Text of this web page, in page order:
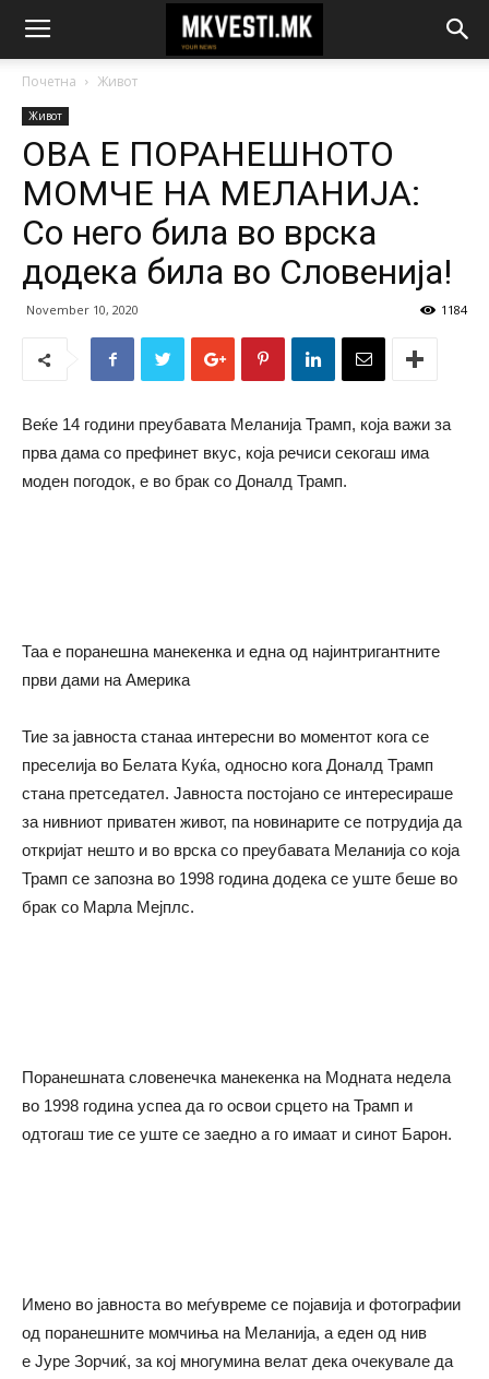
Почетна Живот
Живот
ОВА Е ПОРАНЕШНОТО
МОМЧЕ НА МЕЛАНИЈА:
Со него била во врска
додека била во Словенија!
November 10, 2020 1184
Веќе 14 години преубавата Меланија Трамп, која важи за
прва дама со префинет вкус, која речиси секогаш има
моден погодок, е во брак со Доналд Трамп.
Таа е поранешна манекенка и една од најинтригантните
први дами на Америка
Тие за јавноста станаа интересни во моментот кога се
преселија во Белата Куќа, односно кога Доналд Трамп
стана претседател. Јавноста постојано се интересираше
за нивниот приватен живот, па новинарите се потрудија да
откријат нешто и во врска со преубавата Меланија со која
Трамп се запозна во 1998 година додека се уште беше во
брак со Марла Мејплс.
Поранешната словенечка манекенка на Модната недела
во 1998 година успеа да го освои срцето на Трамп и
одтогаш тие се уште се заедно а го имаат и синот Барон.
Имено во јавноста во меѓувреме се појавија и фотографии
од поранешните момчиња на Меланија, а еден од нив
е Јуре Зорчиќ, за кој многумина велат дека очекувале да